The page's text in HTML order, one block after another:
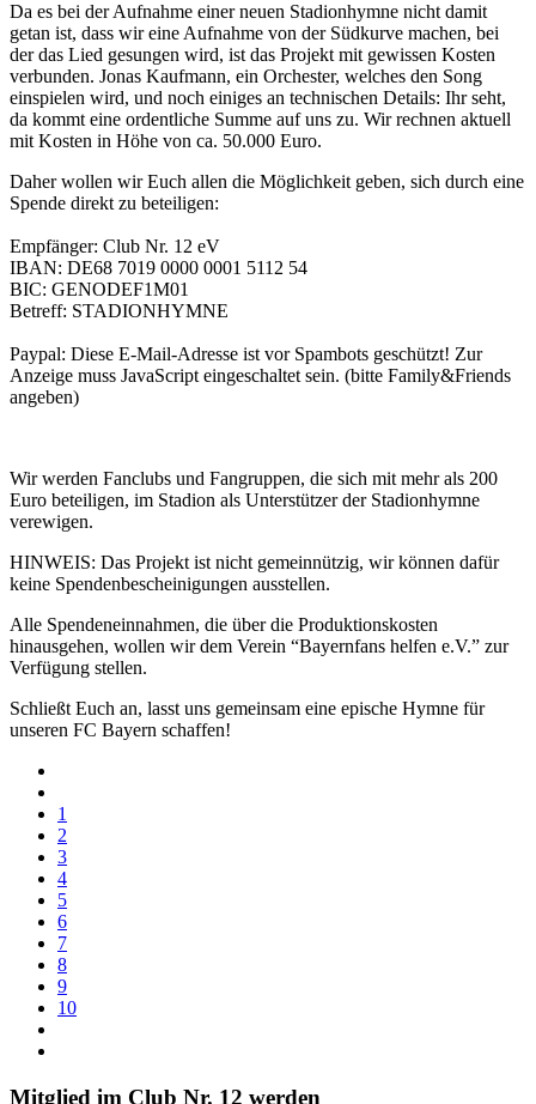
Da es bei der Aufnahme einer neuen Stadionhymne nicht damit
getan ist, dass wir eine Aufnahme von der Südkurve machen, bei
der das Lied gesungen wird, ist das Projekt mit gewissen Kosten
verbunden. Jonas Kaufmann, ein Orchester, welches den Song
einspielen wird, und noch einiges an technischen Details: Ihr seht,
da kommt eine ordentliche Summe auf uns zu. Wir rechnen aktuell
mit Kosten in Höhe von ca. 50.000 Euro.
Daher wollen wir Euch allen die Möglichkeit geben, sich durch eine
Spende direkt zu beteiligen:
Empfänger: Club Nr. 12 eV
IBAN: DE68 7019 0000 0001 5112 54
BIC: GENODEF1M01
Betreff: STADIONHYMNE
Paypal: Diese E-Mail-Adresse ist vor Spambots geschützt! Zur
Anzeige muss JavaScript eingeschaltet sein. (bitte Family&Friends
angeben)
Wir werden Fanclubs und Fangruppen, die sich mit mehr als 200
Euro beteiligen, im Stadion als Unterstützer der Stadionhymne
verewigen.
HINWEIS: Das Projekt ist nicht gemeinnützig, wir können dafür
keine Spendenbescheinigungen ausstellen.
Alle Spendeneinnahmen, die über die Produktionskosten
hinausgehen, wollen wir dem Verein “Bayernfans helfen e.V.” zur
Verfügung stellen.
Schließt Euch an, lasst uns gemeinsam eine epische Hymne für
unseren FC Bayern schaffen!
1
2
3
4
5
6
7
8
9
10
Mitglied im Club Nr. 12 werden